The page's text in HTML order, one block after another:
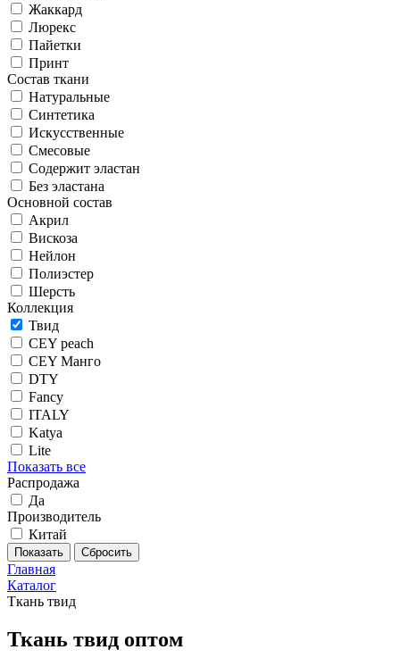
Жаккард
Люрекс
Пайетки
Принт
Состав ткани
Натуральные
Синтетика
Искусственные
Смесовые
Содержит эластан
Без эластана
Основной состав
Акрил
Вискоза
Нейлон
Полиэстер
Шерсть
Коллекция
Твид
CEY peach
CEY Манго
DTY
Fancy
ITALY
Katya
Lite
Показать все
Распродажа
Да
Производитель
Китай
Главная
Каталог
Ткань твид
Ткань твид оптом